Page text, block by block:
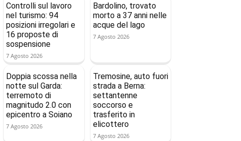
Controlli sul lavoro
nel turismo: 94
posizioni irregolari e
16 proposte di
sospensione
7 Agosto 2026
Bardolino, trovato
morto a 37 anni nelle
acque del lago
7 Agosto 2026
Doppia scossa nella
notte sul Garda:
terremoto di
magnitudo 2.0 con
epicentro a Soiano
7 Agosto 2026
Tremosine, auto fuori
strada a Berna:
settantenne
soccorso e
trasferito in
elicottero
7 Agosto 2026